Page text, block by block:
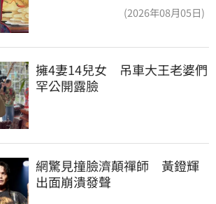
(2026年08月05日)
擁4妻14兒女　吊車大王老婆們
罕公開露臉
網驚見撞臉濟顛禪師　黃鐙輝
出面崩潰發聲